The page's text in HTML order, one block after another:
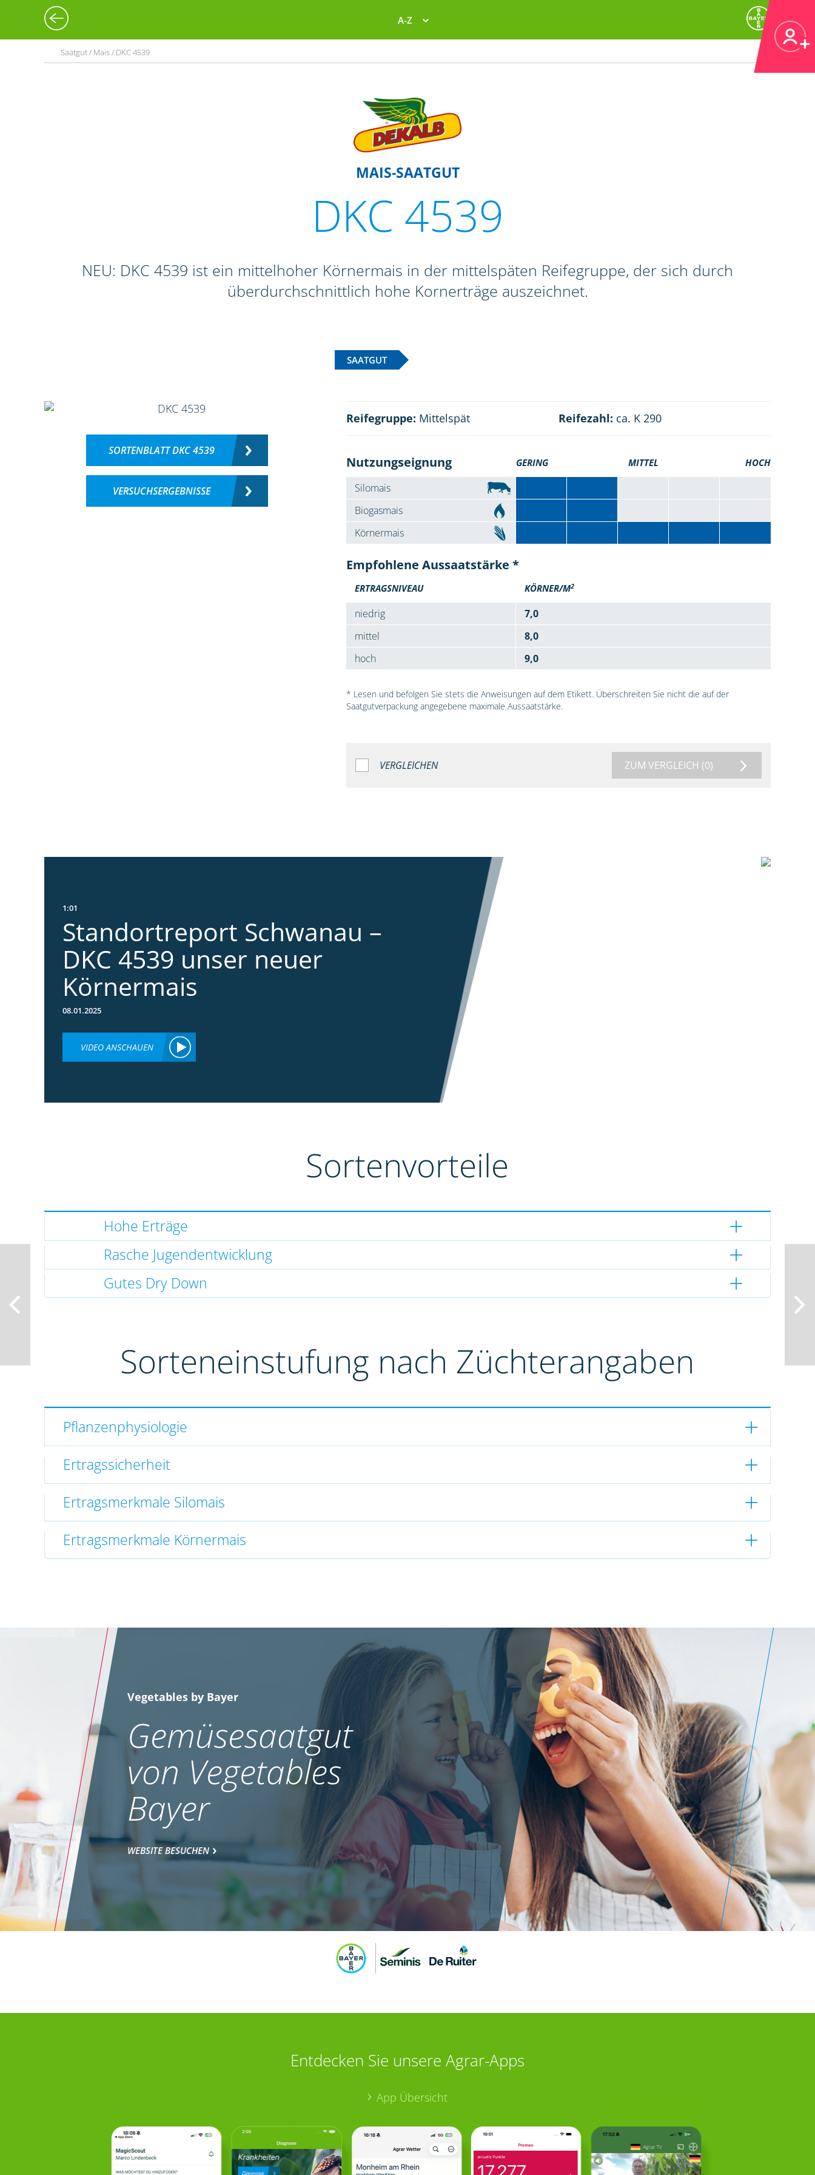
A-Z
Saatgut / Mais / DKC 4539
MAIS-SAATGUT
DKC 4539
NEU: DKC 4539 ist ein mittelhoher Körnermais in der mittelspäten Reifegruppe, der sich durch
überdurchschnittlich hohe Kornerträge auszeichnet.
SAATGUT
SORTENBLATT DKC 4539
VERSUCHSERGEBNISSE
Reifegruppe: Mittelspät Reifezahl: ca. K 290
Nutzungseignung GERING MITTEL HOCH
Silomais
Biogasmais
Körnermais
Empfohlene Aussaatstärke *
ERTRAGSNIVEAU KÖRNER/M2
niedrig
7,0
mittel
8,0
hoch
9,0
* Lesen und befolgen Sie stets die Anweisungen auf dem Etikett. Überschreiten Sie nicht die auf der
Saatgutverpackung angegebene maximale Aussaatstärke.
VERGLEICHEN ZUM VERGLEICH (0)
1:01
Standortreport Schwanau –
DKC 4539 unser neuer
Körnermais
08.01.2025
VIDEO ANSCHAUEN
Sortenvorteile
Hohe Erträge
Rasche Jugendentwicklung
Gutes Dry Down
Sorteneinstufung nach Züchterangaben
Pflanzenphysiologie
Ertragssicherheit
Ertragsmerkmale Silomais
Ertragsmerkmale Körnermais
Vegetables by Bayer
Gemüsesaatgut
von Vegetables
Bayer
WEBSITE BESUCHEN
Entdecken Sie unsere Agrar-Apps
App Übersicht